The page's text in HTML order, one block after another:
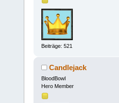
Beiträge: 521
Candlejack
BloodBowl
Hero Member